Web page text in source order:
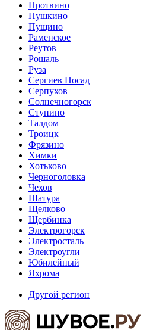
Протвино
Пушкино
Пущино
Раменское
Реутов
Рошаль
Руза
Сергиев Посад
Серпухов
Солнечногорск
Ступино
Талдом
Троицк
Фрязино
Химки
Хотьково
Черноголовка
Чехов
Шатура
Щелково
Щербинка
Электрогорск
Электросталь
Электроугли
Юбилейный
Яхрома
Другой регион